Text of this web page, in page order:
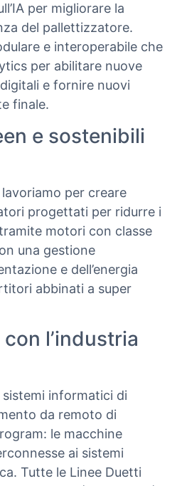
per migliorare la
del pallettizzatore.
e interoperabile che
per abilitare nuove
e fornire nuovi
finale.
e sostenibili
per creare
progettati per ridurre i
motori con classe
una gestione
e dell’energia
abbinati a super
l’industria
informatici di
da remoto di
le macchine
ai sistemi
Tutte le Linee Duetti